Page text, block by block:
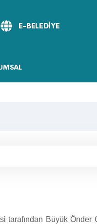
E-BELEDİYE
Büyük Önder